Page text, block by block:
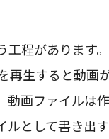
工程があります。
生すると動画
画ファイルは作
ルとして書き出